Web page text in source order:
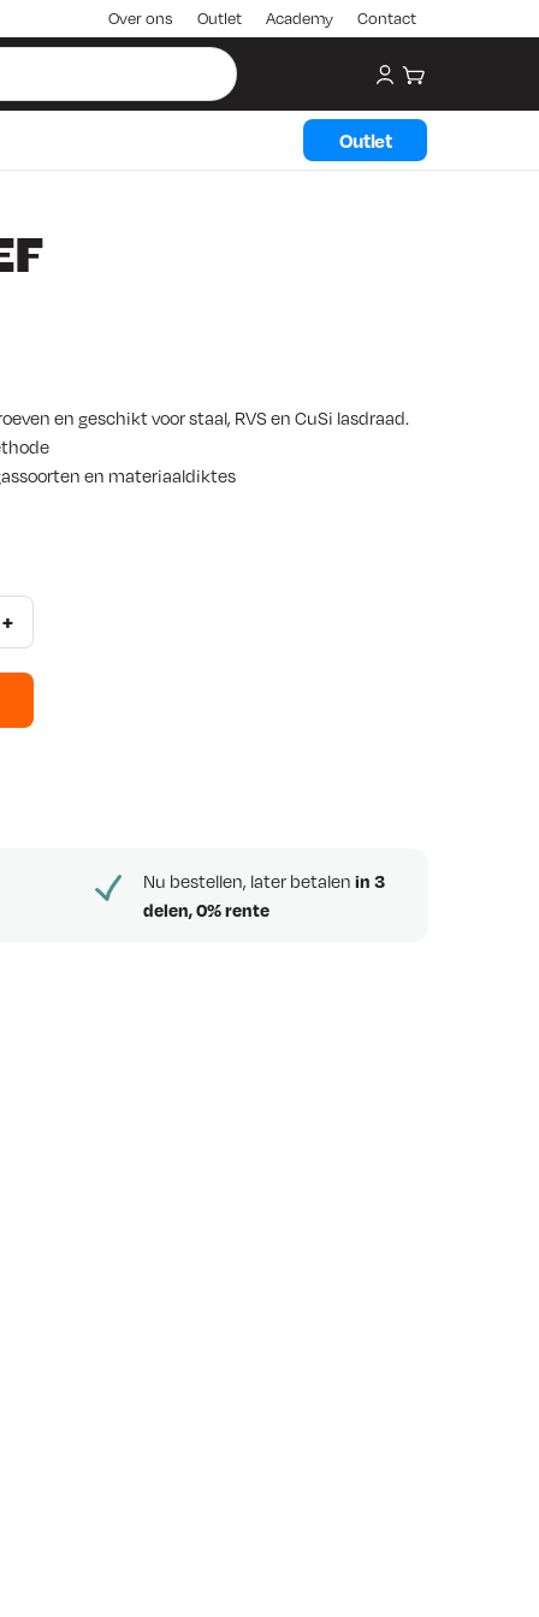
Over ons Outlet Academy Contact
My account
Winkelwagen
Outlet
en geschikt voor staal, RVS en CuSi lasdraad.
en materiaaldiktes
+
Nu bestellen, later betalenin 3
delen, 0% rente